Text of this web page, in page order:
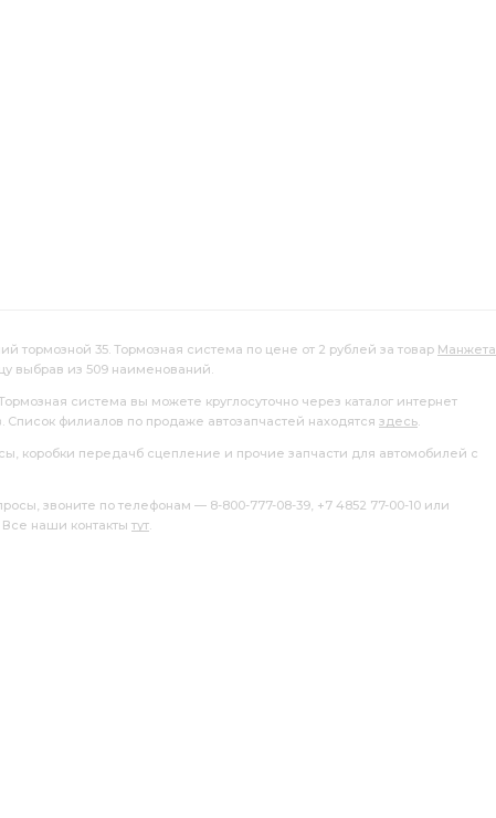
тормозной 35. Тормозная система по цене от 2 рублей за товар Манжета
выбрав из 509 наименований.
система вы можете круглосуточно через каталог интернет
филиалов по продаже автозапчастей находятся здесь.
коробки передачб сцепление и прочие запчасти для автомобилей с
звоните по телефонам — 8-800-777-08-39, +7 4852 77-00-10 или
наши контакты тут.